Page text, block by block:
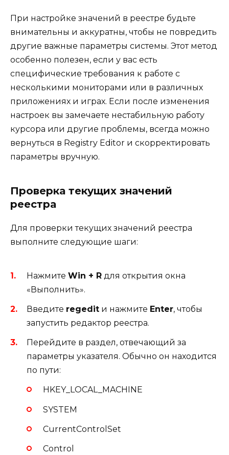
При настройке значений в реестре будьте
внимательны и аккуратны, чтобы не повредить
другие важные параметры системы. Этот метод
особенно полезен, если у вас есть
специфические требования к работе с
несколькими мониторами или в различных
приложениях и играх. Если после изменения
настроек вы замечаете нестабильную работу
курсора или другие проблемы, всегда можно
вернуться в Registry Editor и скорректировать
параметры вручную.
Проверка текущих значений
реестра
Для проверки текущих значений реестра
выполните следующие шаги:
Нажмите Win + R для открытия окна
«Выполнить».
Введите regedit и нажмите Enter, чтобы
запустить редактор реестра.
Перейдите в раздел, отвечающий за
параметры указателя. Обычно он находится
по пути:
HKEY_LOCAL_MACHINE
SYSTEM
CurrentControlSet
Control